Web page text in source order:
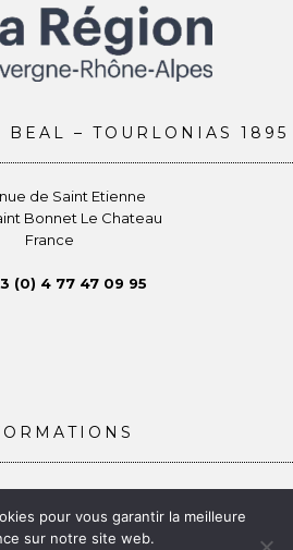
BEAL – TOURLONIAS 1895
de Saint Etienne
Bonnet Le Chateau
France
(0) 4 77 47 09 95
de confidentialité
des Cookies
pour vous garantir la meilleure
sur notre site web.